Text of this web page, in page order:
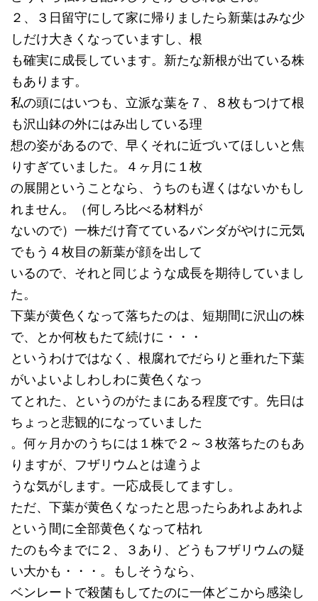
２、３日留守にして家に帰りましたら新葉はみな少
しだけ大きくなっていますし、根
も確実に成長しています。新たな新根が出ている株
もあります。
私の頭にはいつも、立派な葉を７、８枚もつけて根
も沢山鉢の外にはみ出している理
想の姿があるので、早くそれに近づいてほしいと焦
りすぎていました。４ヶ月に１枚
の展開ということなら、うちのも遅くはないかもし
れません。（何しろ比べる材料が
ないので）一株だけ育てているバンダがやけに元気
でもう４枚目の新葉が顔を出して
いるので、それと同じような成長を期待していまし
た。
下葉が黄色くなって落ちたのは、短期間に沢山の株
で、とか何枚もたて続けに・・・
というわけではなく、根腐れでだらりと垂れた下葉
がいよいよしわしわに黄色くなっ
てとれた、というのがたまにある程度です。先日は
ちょっと悲観的になっていました
。何ヶ月かのうちには１株で２～３枚落ちたのもあ
りますが、フザリウムとは違うよ
うな気がします。一応成長してますし。
ただ、下葉が黄色くなったと思ったらあれよあれよ
という間に全部黄色くなって枯れ
たのも今までに２、３あり、どうもフザリウムの疑
い大かも・・・。もしそうなら、
ベンレートで殺菌もしてたのに一体どこから感染し